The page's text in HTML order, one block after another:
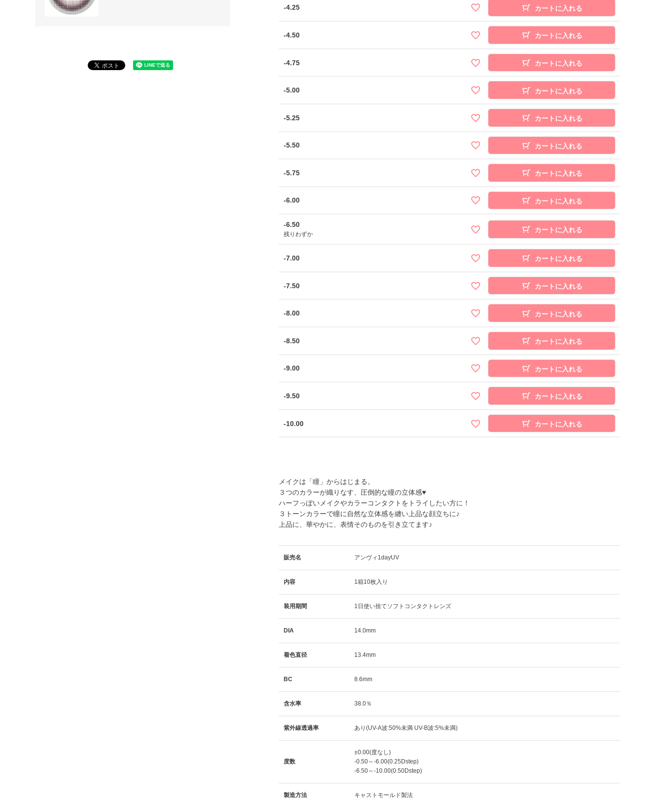
-4.25 カートに入れる
-4.50 カートに入れる
-4.75 カートに入れる
-5.00 カートに入れる
-5.25 カートに入れる
-5.50 カートに入れる
-5.75 カートに入れる
-6.00 カートに入れる
-6.50
残りわずか
カートに入れる
-7.00 カートに入れる
-7.50 カートに入れる
-8.00 カートに入れる
-8.50 カートに入れる
-9.00 カートに入れる
-9.50 カートに入れる
-10.00 カートに入れる
メイクは「瞳」からはじまる。
３つのカラーが織りなす、圧倒的な瞳の立体感♥
ハーフっぽいメイクやカラーコンタクトをトライしたい方に！
３トーンカラーで瞳に自然な立体感を纏い上品な顔立ちに♪
上品に、華やかに、表情そのものを引き立てます♪
販売名 アンヴィ1dayUV
内容 1箱10枚入り
装用期間 1日使い捨てソフトコンタクトレンズ
DIA 14.0mm
着色直径 13.4mm
BC 8.6mm
含水率 38.0％
紫外線透過率 あり(UV-A波:50%未満 UV-B波:5%未満)
度数
±0.00(度なし)
-0.50～-6.00(0.25Dstep)
-6.50～-10.00(0.50Dstep)
製造方法 キャストモールド製法